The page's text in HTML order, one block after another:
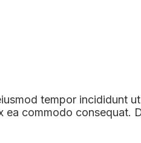
tempor incididunt
commodo consequat.